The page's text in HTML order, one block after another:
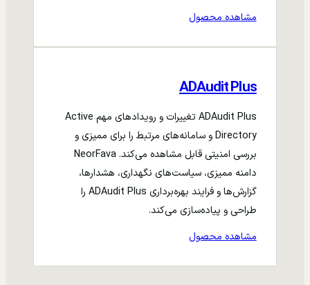
مشاهده محصول
ADAudit Plus
ADAudit Plus تغییرات و رویدادهای مهم Active
Directory و سامانه‌های مرتبط را برای ممیزی و
بررسی امنیتی قابل مشاهده می‌کند. NeorFava
دامنه ممیزی، سیاست‌های نگهداری، هشدارها،
گزارش‌ها و فرایند بهره‌برداری ADAudit Plus را
طراحی و پیاده‌سازی می‌کند.
مشاهده محصول